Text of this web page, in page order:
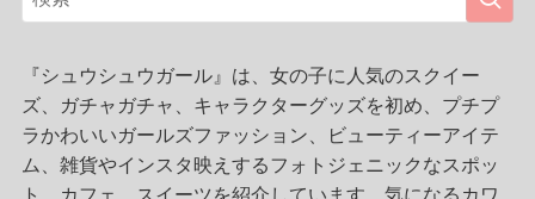
『シュウシュウガール』は、女の子に人気のスクイー
ズ、ガチャガチャ、キャラクターグッズを初め、プチプ
ラかわいいガールズファッション、ビューティーアイテ
ム、雑貨やインスタ映えするフォトジェニックなスポッ
ト、カフェ、スイーツを紹介しています。気になるカワ